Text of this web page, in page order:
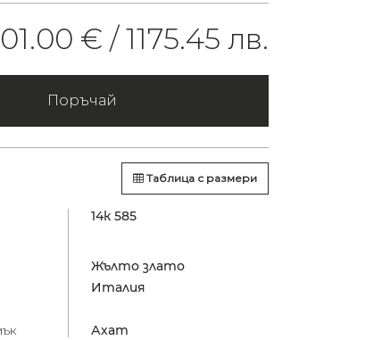
€ /1175.45 лв.
Поръчай
Таблица с размери
14к 585
Жълто злато
Италия
Ахат